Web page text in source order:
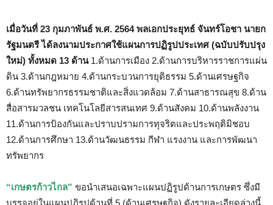
เมื่อวันที่ 23 กุมภาพันธ์ พ.ศ. 2564 พลเอกประยุทธ์ จันทร์โอชา นายก
รัฐมนตรี ได้ลงนามประกาศใช้แผนการปฏิรูปประเทศ (ฉบับปรับปรุง
ใหม่) ทั้งหมด 13 ด้าน1.ด้านการเมือง 2.ด้านการบริหารราชการแผ่น
ดิน 3.ด้านกฎหมาย 4.ด้านกระบวนการยุติธรรม 5.ด้านเศรษฐกิจ
6.ด้านทรัพยากรธรรมชาติและสิ่งแวดล้อม 7.ด้านสาธารณสุข 8.ด้าน
สื่อสารมวลชน เทคโนโลยีสารสนเทศ 9.ด้านสังคม 10.ด้านพลังงาน
11.ด้านการป้องกันและปราบปรามการทุจริตและประพฤติมิชอบ
12.ด้านการศึกษา 13.ด้านวัฒนธรรม กีฬา แรงงาน และการพัฒนา
ทรัพยากร
“เกษตรก้าวไกล” ขอนำเสนอเฉพาะแผนปฏิรูปด้านการเกษตร ซึ่งมี
บรรจุอยู่ในแผนปฏิรูปด้านที่ 5 (ด้านเศรษฐกิจ) ดังรายละเอียดล่างนี้